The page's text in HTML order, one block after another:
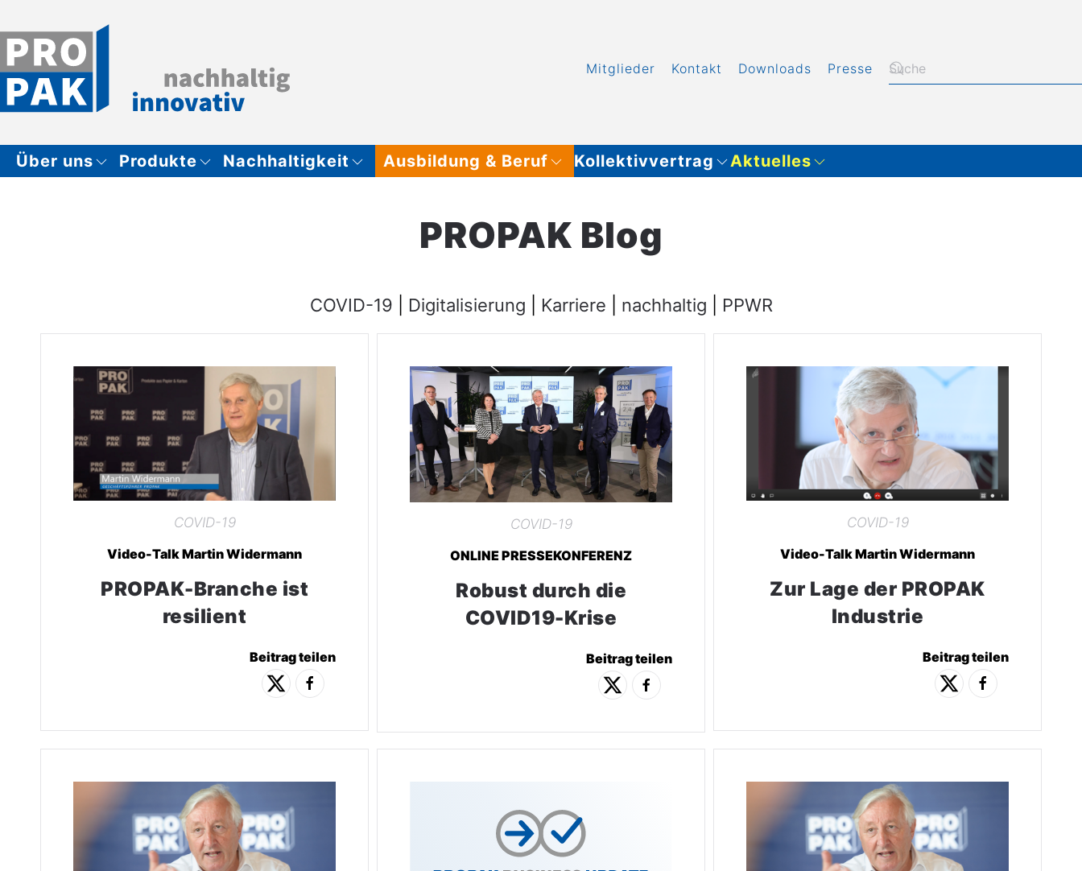
Zum Hauptinhalt springen
Mitglieder Kontakt Downloads Presse
Über uns Produkte Nachhaltigkeit Ausbildung & Beruf Kollektivvertrag Aktuelles
PROPAK Blog
COVID-19 Digitalisierung Karriere nachhaltig PPWR
COVID-19
Video-Talk Martin Widermann
PROPAK-Branche ist
resilient
Beitrag teilen
COVID-19
ONLINE PRESSEKONFERENZ
Robust durch die
COVID19-Krise
Beitrag teilen
COVID-19
Video-Talk Martin Widermann
Zur Lage der PROPAK
Industrie
Beitrag teilen